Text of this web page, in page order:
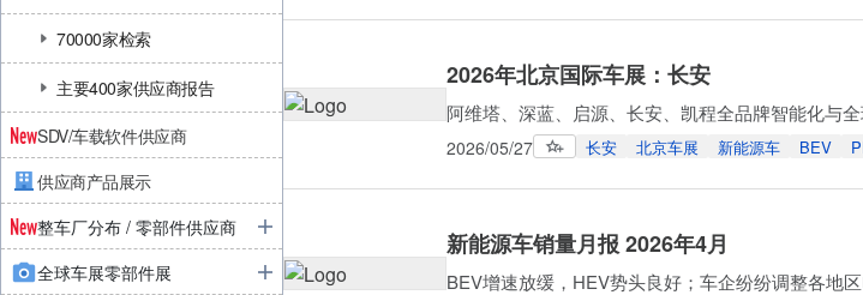
70000家检索
主要400家供应商报告
SDV/车载软件供应商
供应商产品展示
整车厂分布 / 零部件供应商
全球车展零部件展
2026年北京国际车展：长安
阿维塔、深蓝、启源、长安、凯程全品牌智能化与
2026/05/27 长安 北京车展 新能源车 BEV
新能源车销量月报 2026年4月
BEV增速放缓，HEV势头良好；车企纷纷调整各地